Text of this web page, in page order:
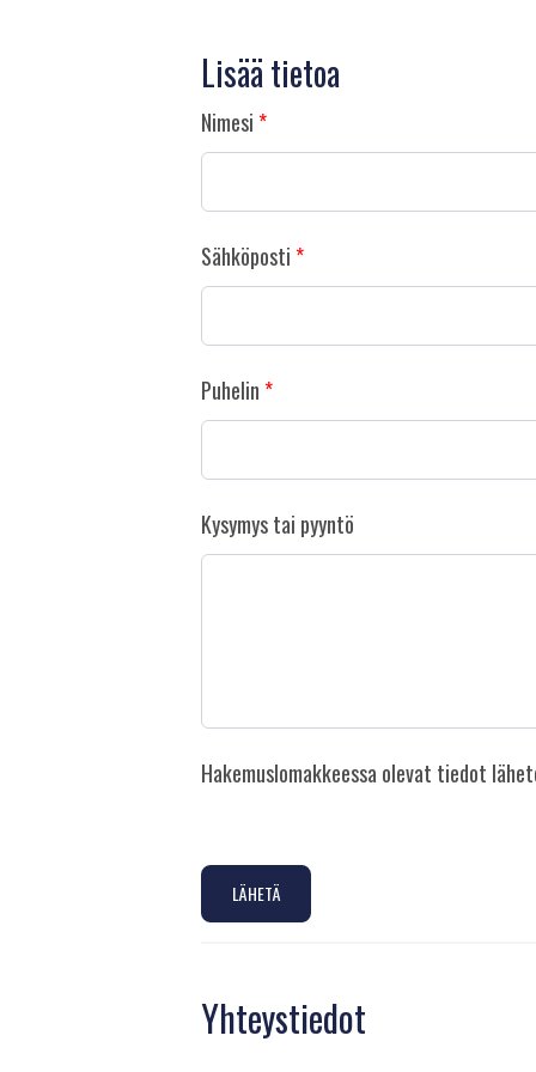
Lisää tietoa
Nimesi
Sähköposti
Puhelin
Kysymys tai pyyntö
Hakemuslomakkeessa olevat tiedot
LÄHETÄ
Yhteystiedot